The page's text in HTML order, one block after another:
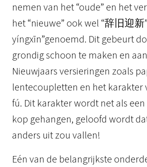
nemen van het “oude” en het
het “nieuwe” ook wel “辞旧迎新
yíngxīn”genoemd. Dit gebeurt
grondig schoon te maken en
Nieuwjaars versieringen zoals
lentecoupletten en het karakter
fú. Dit karakter wordt net als
kop gehangen, geloofd wordt
anders uit zou vallen!
Eén van de belangrijkste